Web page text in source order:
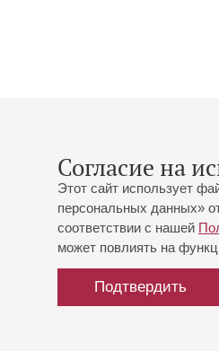
Согласие на
Этот сайт использует
персональных данных»
соответствии с нашей
может повлиять на
Подтвердить